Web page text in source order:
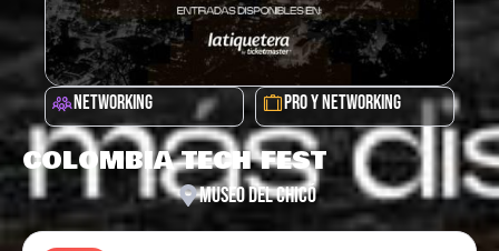
NETWORKING PRO Y NETWORKING
COLOMBIA TECH FEST
MUSEO DEL CHICÓ